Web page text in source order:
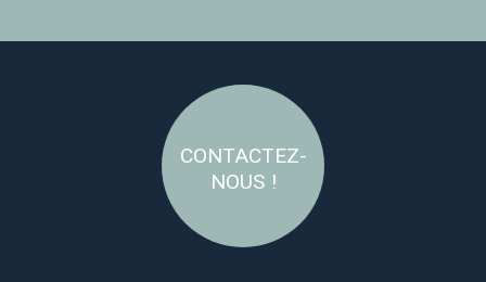
CONTACTEZ-
NOUS !